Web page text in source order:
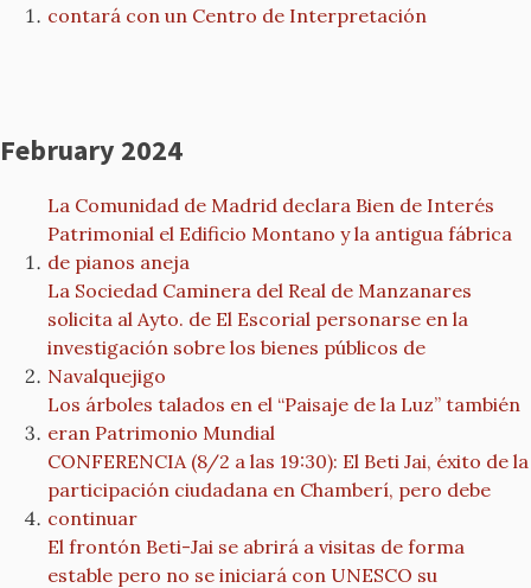
contará con un Centro de Interpretación
February 2024
La Comunidad de Madrid declara Bien de Interés
Patrimonial el Edificio Montano y la antigua fábrica
de pianos aneja
La Sociedad Caminera del Real de Manzanares
solicita al Ayto. de El Escorial personarse en la
investigación sobre los bienes públicos de
Navalquejigo
Los árboles talados en el “Paisaje de la Luz” también
eran Patrimonio Mundial
CONFERENCIA (8/2 a las 19:30): El Beti Jai, éxito de la
participación ciudadana en Chamberí, pero debe
continuar
El frontón Beti-Jai se abrirá a visitas de forma
estable pero no se iniciará con UNESCO su